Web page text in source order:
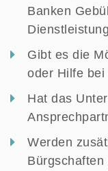
Banken
Gibt es die
oder Hilfe
Hat das
Werden